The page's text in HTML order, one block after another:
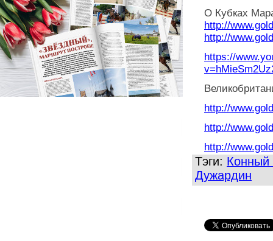
О Кубках
http://
http://
https://
http://
http://
http://
Тэги: Конный
Дужардин